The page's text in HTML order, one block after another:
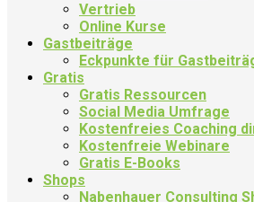
Vertrieb
Online Kurse
Gastbeiträge
Eckpunkte für
Gratis
Gratis Ressourcen
Social Media Umfrage
Kostenfreies Coaching
Kostenfreie Webinare
Gratis E-Books
Shops
Nabenhauer Consulting